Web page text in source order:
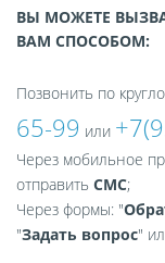
ВЫ МОЖЕТЕ
ВАМ СПОСОБОМ:
Позвонить по
65-99 или
Через мобильное
отправить СМС;
Через формы: "
"Задать вопрос"